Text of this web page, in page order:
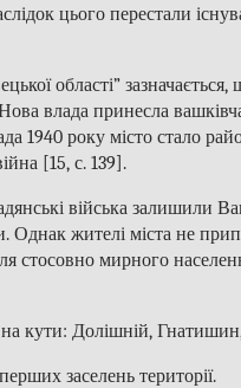
цього перестали
області”
влада принесла
1940 року місто стало
[15, с. 139].
війська залишили
Однак жителі міста не
стосовно мирного
на кути: Долішній,
заселень території.